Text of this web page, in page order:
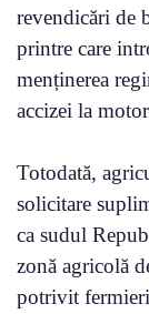
revendicări de
printre care
menținerea
accizei la
Totodată,
solicitare
ca sudul
zonă agricolă
potrivit